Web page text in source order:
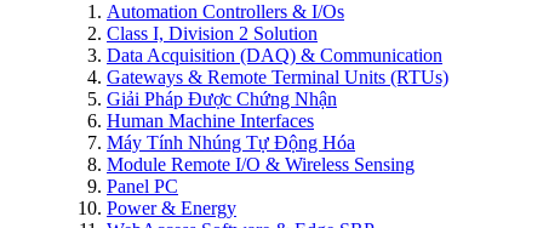
Automation Controllers & I/Os
Class I, Division 2 Solution
Data Acquisition (DAQ) & Communication
Gateways & Remote Terminal Units (RTUs)
Giải Pháp Được Chứng Nhận
Human Machine Interfaces
Máy Tính Nhúng Tự Động Hóa
Module Remote I/O & Wireless Sensing
Panel PC
Power & Energy